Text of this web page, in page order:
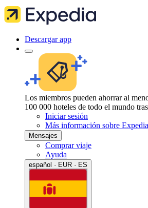
Descargar app
Los miembros pueden ahorrar al
100 000 hoteles de todo el mundo
Iniciar sesión
Más información sobre
Mensajes
Comprar viaje
Ayuda
español · EUR · ES